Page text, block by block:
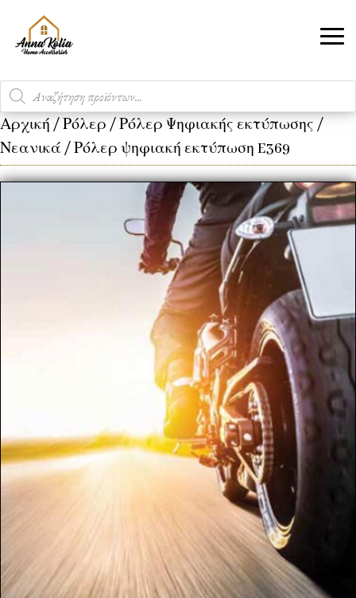
Products
search
Αρχική /Ρόλερ /Ρόλερ Ψηφιακής εκτύπωσης /
Νεανικά / Ρόλερ ψηφιακή εκτύπωση E369